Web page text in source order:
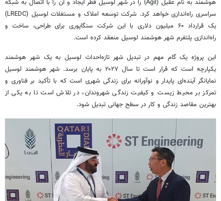
هوشمند به نام عقیل (Agil) را در شهر
لوسیلقطر ایجاد و آن را با اتصال به شبکه
سراسری راه‌اندازی خواهد کرد. شرکت توسعه املاک و مستغلات لوسیل
(LREDC)
یک قرارداد ۶۰ میلیون دلاری با این شرکت سنگاپوری برای طراحی، ساخت و
راه‌اندازی پلتفرم شهر هوشمند لوسیل منعقد کرده است.
این پروژه یک گام مهم در تبدیل شهر تازه‌احداث لوسیلبه یک شهر هوشمند
یکپارچه است که قرار است تا سال ۲۰۲۷ به پایان برسد. شهر هوشمند
لوسیل
نمایانگر آینده‌ای پایدار و نوآورانه برای زندگی شهری است که با تأکید بر فناوری و
تمرکز بر محیط زیست و کیفیت زندگی شهروندان، در تلاش است تا به یکی از
بهترین مقاصد زندگی و کار در سطح جهانی تبدیل شود.